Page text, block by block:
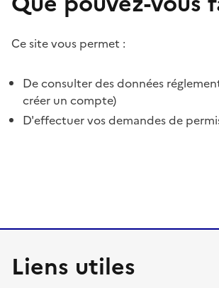
Ce site vous permet :
De consulter des données
créer un compte)
D'effectuer vos demandes de
Liens utiles